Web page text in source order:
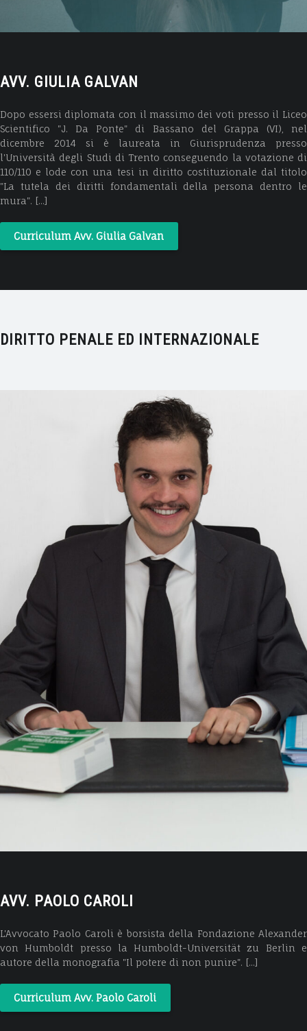
AVV. GIULIA GALVAN
Dopo essersi diplomata con il massimo dei voti presso il Liceo
Scientifico "J. Da Ponte" di Bassano del Grappa (VI), nel
dicembre 2014 si è laureata in Giurisprudenza presso
l'Università degli Studi di Trento conseguendo la votazione di
110/110 e lode con una tesi in diritto costituzionale dal titolo
"La tutela dei diritti fondamentali della persona dentro le
mura". [...]
Curriculum Avv. Giulia Galvan
DIRITTO PENALE ED INTERNAZIONALE
AVV. PAOLO CAROLI
L'Avvocato Paolo Caroli è borsista della Fondazione Alexander
von Humboldt presso la Humboldt-Universität zu Berlin e
autore della monografia "Il potere di non punire". [...]
Curriculum Avv. Paolo Caroli